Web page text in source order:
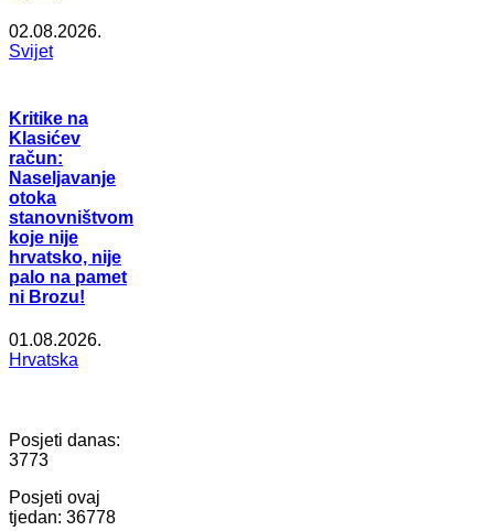
02.08.2026.
Svijet
Kritike na
Klasićev
račun:
Naseljavanje
otoka
stanovništvom
koje nije
hrvatsko, nije
palo na pamet
ni Brozu!
01.08.2026.
Hrvatska
Posjeti danas:
3773
Posjeti ovaj
tjedan: 36778